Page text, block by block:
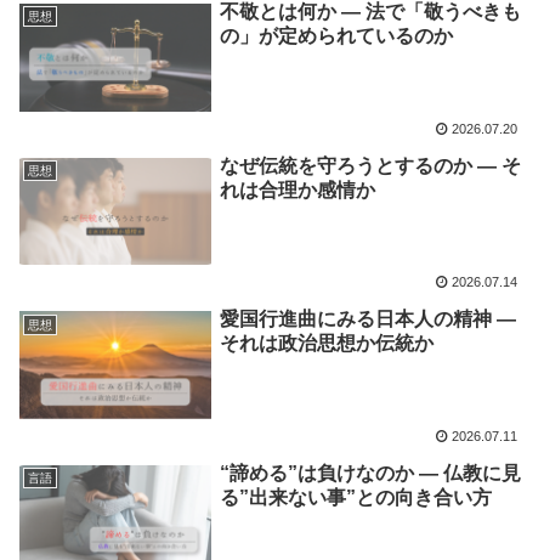
思想
不敬とは何か ― 法で「敬うべきも
の」が定められているのか
2026.07.20
思想
なぜ伝統を守ろうとするのか ― そ
れは合理か感情か
2026.07.14
思想
愛国行進曲にみる日本人の精神 ―
それは政治思想か伝統か
2026.07.11
言語
“諦める”は負けなのか ― 仏教に見
る”出来ない事”との向き合い方